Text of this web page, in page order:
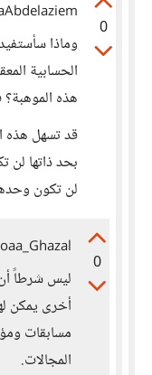
0
وماذا
الحسابية
هذه
قد تسهل هذه
بحد ذاتها
لن تكون
0
ليس شرطاً
أخرى يمكن
مسابقات
المجالات.